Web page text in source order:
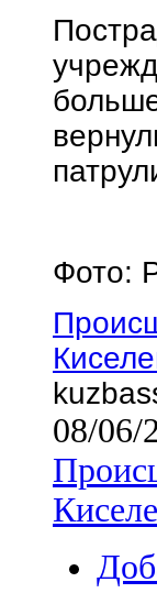
Фото:
08/06/